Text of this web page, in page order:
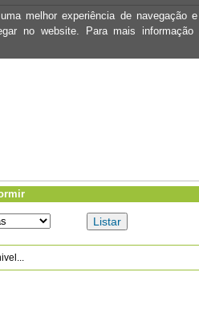
melhor experiência de navegação
no website. Para mais informação